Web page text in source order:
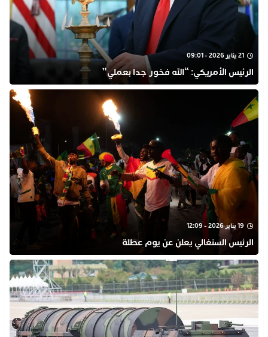
21 يناير 2026 - 09:01
الرئيس الأمريكي: “الله فخور جدا بعملي”
19 يناير 2026 - 12:09
الرئيس السنغالي يعلن عن يوم عطلة